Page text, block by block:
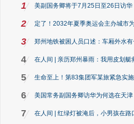
1 美副国务卿将于7月25日至26日访华
2 定了！2032年夏季奥运会主办城市
3 郑州地铁被困人员口述：车厢外水
4 在人间 | 亲历郑州暴雨：我用皮划艇
5 生命至上！第83集团军某旅紧急实
6 美国常务副国务卿访华为何选在天
7 在人间 | 红绿灯被淹后，小男孩在路